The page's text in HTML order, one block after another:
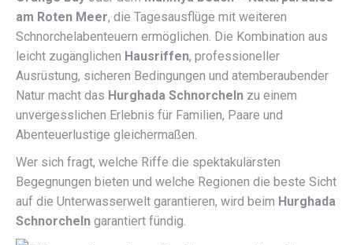
am Roten Meer, die Tagesausflüge mit weiteren
Schnorchelabenteuern ermöglichen. Die Kombination aus
leicht zugänglichen Hausriffen, professioneller
Ausrüstung, sicheren Bedingungen und atemberaubender
Natur macht das Hurghada Schnorcheln zu einem
unvergesslichen Erlebnis für Familien, Paare und
Abenteuerlustige gleichermaßen.
Wer sich fragt, welche Riffe die spektakulärsten
Begegnungen bieten und welche Regionen die beste Sicht
auf die Unterwasserwelt garantieren, wird beim Hurghada
Schnorcheln garantiert fündig.